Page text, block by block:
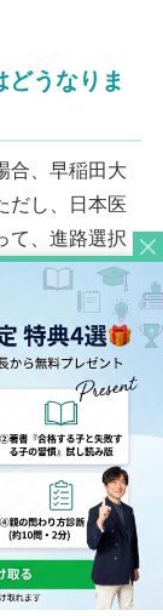
うなりま
合、早稲田大
だし、日本医
て、進路選択
重要になりま
ます。どう
要な選択で
考慮した進路
ートしていま
の進路実績を
ます。
ガジン
わせフォーム